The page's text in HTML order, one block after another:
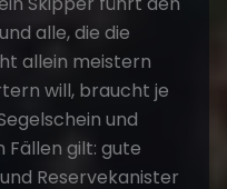
alle, die die
allein meistern
will, braucht je
und
Fällen gilt: gute
Reservekanister